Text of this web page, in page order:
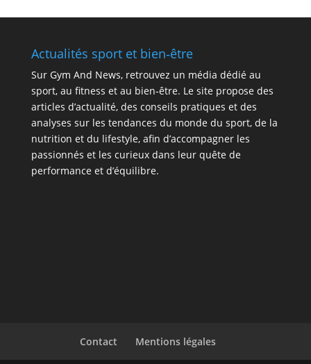
Actualités sport et bien‑être
Sur Gym And News, retrouvez un média dédié au
sport, au fitness et au bien‑être. Le site propose des
articles d’actualité, des conseils pratiques et des
analyses sur les tendances du monde du sport, de la
nutrition et du lifestyle, afin d’accompagner les
passionnés et les curieux dans leur quête de
performance et d’équilibre.
Contact Mentions légales